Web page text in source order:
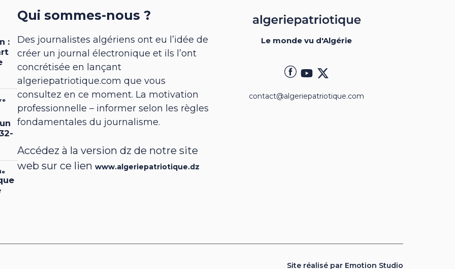
Qui sommes-nous ?
Des journalistes algériens ont eu l’idée de
créer un journal électronique et ils l’ont
concrétisée en lançant
algeriepatriotique.com que vous
consultez en ce moment. La motivation
professionnelle – informer selon les règles
fondamentales du journalisme.
Accédez à la version dz de notre site
web sur ce lienwww.algeriepatriotique.dz
Le monde vu d'Algérie
contact@algeriepatriotique.com
Site réalisé par Emotion Studio